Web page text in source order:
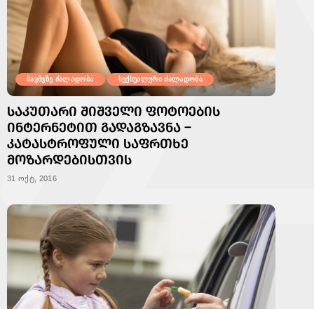
ბავშვზე ძალადობა სექსუალური ძალადობა
ᲡᲐᲙᲣᲗᲐᲠᲘ ᲨᲘᲨᲕᲔᲚᲘ ᲤᲝᲢᲝᲔᲑᲘᲡ
ᲘᲜᲢᲔᲠᲜᲔᲢᲘᲗ ᲒᲐᲓᲐᲒᲖᲐᲕᲜᲐ –
ᲙᲐᲢᲐᲡᲢᲠᲝᲤᲣᲚᲘ ᲡᲐᲤᲠᲗᲮᲔ
ᲛᲝᲖᲐᲠᲓᲔᲑᲘᲡᲗᲕᲘᲡ
31 ოქტ, 2016